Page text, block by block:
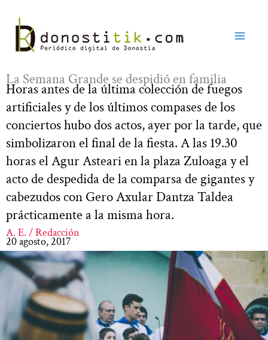
contenido
La Semana Grande se despidió en familia
Horas antes de la última colección de fuegos
artificiales y de los últimos compases de los
conciertos hubo dos actos, ayer por la tarde, que
simbolizaron el final de la fiesta. A las 19.30
horas el Agur Asteari en la plaza Zuloaga y el
acto de despedida de la comparsa de gigantes y
cabezudos con Gero Axular Dantza Taldea
prácticamente a la misma hora.
A. E. / Redacción
20 agosto, 2017